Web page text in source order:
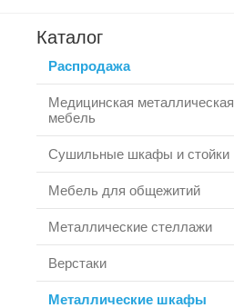
Каталог
Распродажа
Медицинская металлическая
мебель
Сушильные шкафы и стойки
Мебель для общежитий
Металлические стеллажи
Верстаки
Металлические шкафы